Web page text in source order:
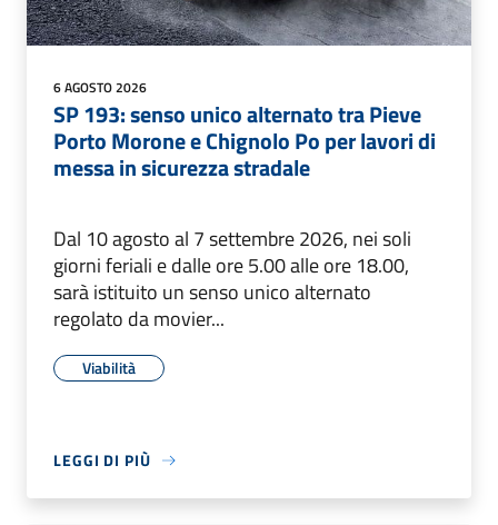
6 AGOSTO 2026
SP 193: senso unico alternato tra Pieve
Porto Morone e Chignolo Po per lavori di
messa in sicurezza stradale
Dal 10 agosto al 7 settembre 2026, nei soli
giorni feriali e dalle ore 5.00 alle ore 18.00,
sarà istituito un senso unico alternato
regolato da movier...
Viabilità
LEGGI DI PIÙ